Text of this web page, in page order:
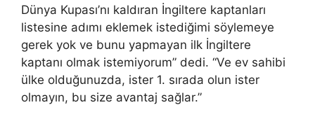
Dünya Kupası’nı kaldıran İngiltere kaptanları
listesine adımı eklemek istediğimi söylemeye
gerek yok ve bunu yapmayan ilk İngiltere
kaptanı olmak istemiyorum” dedi. “Ve ev sahibi
ülke olduğunuzda, ister 1. sırada olun ister
olmayın, bu size avantaj sağlar.”